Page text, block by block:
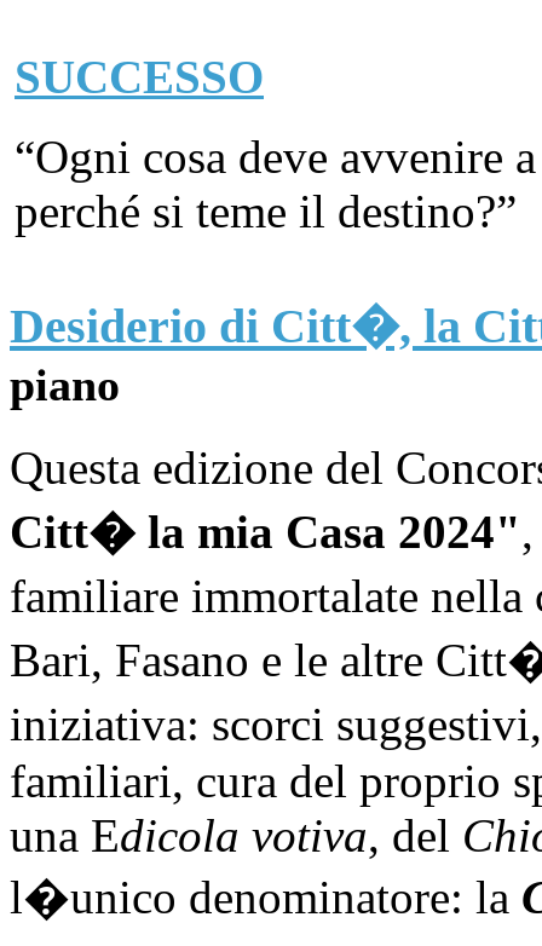
SUCCESSO
“Ogni cosa deve avvenire
perché si teme il destino?”
Desiderio di Citt�, la
piano
Questa edizione del
Citt� la mia Casa 2024"
familiare immortalate
Bari, Fasano e le altre
iniziativa: scorci
familiari, cura del proprio
una Edicola votiva, del
l�unico denominatore: la